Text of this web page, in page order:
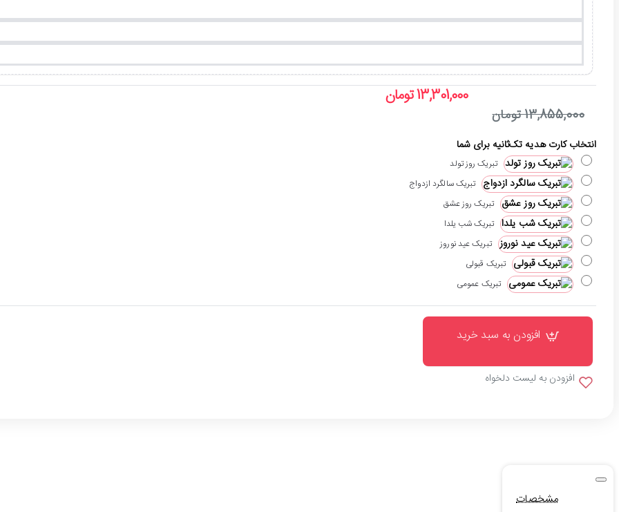
13,301,000 تومان
13,855,000 تومان
انتخاب کارت هدیه تک‌ثانیه برای شما
تبریک روز تولد
تبریک سالگرد ازدواج
تبریک روز عشق
تبریک شب یلدا
تبریک عید نوروز
تبریک قبولی
تبریک عمومی
افزودن به سبد خرید
افزودن به لیست دلخواه
مشخصات